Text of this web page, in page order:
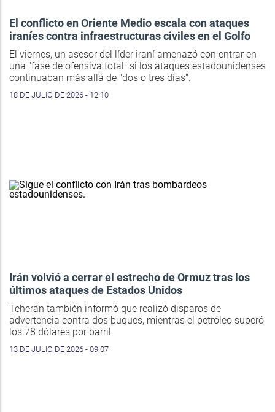
El conflicto en Oriente Medio escala con ataques
iraníes contra infraestructuras civiles en el Golfo
El viernes, un asesor del líder iraní amenazó con entrar en
una "fase de ofensiva total" si los ataques estadounidenses
continuaban más allá de "dos o tres días".
18 DE JULIO DE 2026 - 12:10
Irán volvió a cerrar el estrecho de Ormuz tras los
últimos ataques de Estados Unidos
Teherán también informó que realizó disparos de
advertencia contra dos buques, mientras el petróleo superó
los 78 dólares por barril.
13 DE JULIO DE 2026 - 09:07